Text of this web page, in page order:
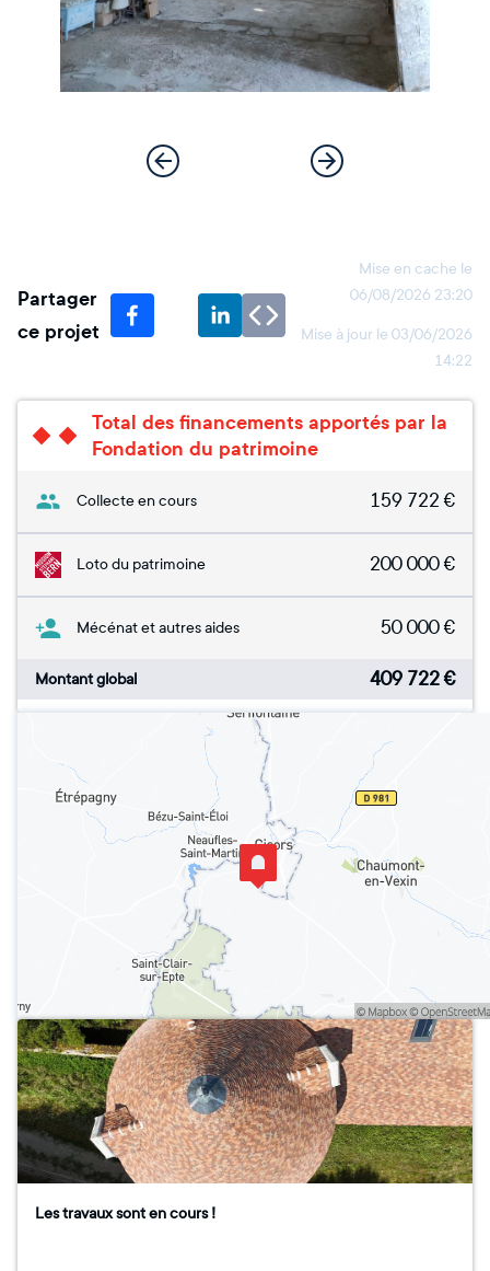
Partager
ce projet
Mise en cache le
06/08/2026 23:20
Mise à jour le 03/06/2026
14:22
Total des financements apportés par la
Fondation du patrimoine
Collecte en cours 159 722 €
Loto du patrimoine 200 000€
Mécénat et autres aides 50 000€
Montant global 409 722€
Les travaux sont en cours !